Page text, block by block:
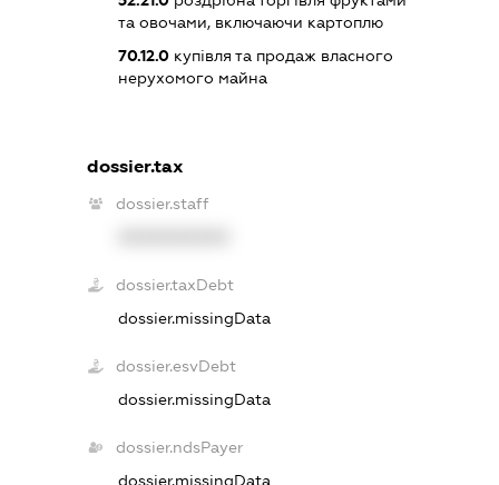
та овочами, включаючи картоплю
70.12.0купівля та продаж власного
нерухомого майна
dossier.tax
dossier.staff
dossier.taxDebt
dossier.missingData
dossier.esvDebt
dossier.missingData
dossier.ndsPayer
dossier.missingData